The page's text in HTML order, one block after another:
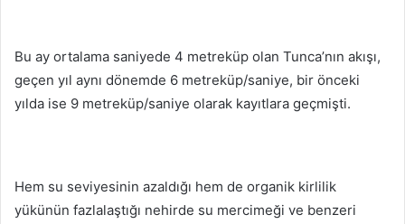
Bu ay ortalama saniyede 4 metreküp olan Tunca’nın akışı,
geçen yıl aynı dönemde 6 metreküp/saniye, bir önceki
yılda ise 9 metreküp/saniye olarak kayıtlara geçmişti.
Hem su seviyesinin azaldığı hem de organik kirlilik
yükünün fazlalaştığı nehirde su mercimeği ve benzeri